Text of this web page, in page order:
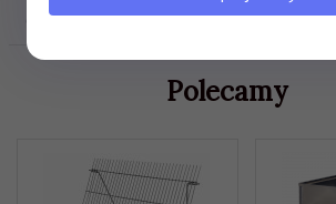
OPINIE KLIENTÓW
Polecamy